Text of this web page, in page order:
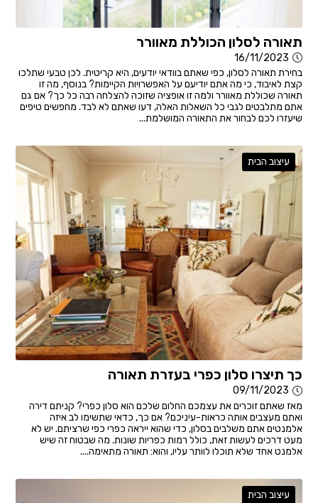
תאורה לסלון הכוללת מאוורר
16/11/2023
בחירת תאורה לסלון, כפי שאתם בוודאי יודעים, היא קריטית. לכן טבעי שתלכו
קצת לאיבוד, כי מה אתם יודיעם על האפשרויות הקיימות? בנוסף, מה זו
תאורה שכוללת מאוורר ולמה זו אופציה שזוכה להצלחה רבה כל כך? אם גם
אתם מתלבטים לגבי כל השאלות האלה, דעו שאתם לא לבד. מחפשים טיפים
שיעזרו לכם לבחור את התאורה המושלמת...
עיצוב הבית
כך תיצרו סלון כפרי בעזרת תאורה
09/11/2023
מאז שאתם זוכרים את עצמכם החלום שלכם הוא סלון כפרי? קניתם דירה
ואתם מעצבים אותה כראות-עיניכם? אם כך, כדאי שתשימו לב איזה
אלמנטים אתם משלבים בסלון, כדי שהוא ייראה כפרי כפי שרציתם. יש לא
מעט דרכים לעשות זאת, כולל רמות כפריות שונות. מה שבטוח זה שיש
אלמנט אחד שלא תוכלו לוותר עליו, והוא: תאורה מתאימה....
עיצוב הבית